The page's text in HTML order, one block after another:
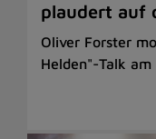
plaudert auf
Oliver Forster
Helden"-Talk am